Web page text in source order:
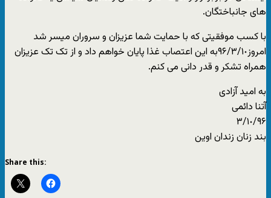
های جانباختگان.
با کسب موفقیتی که با حمایت شما عزیزان و سروران میسر شد
امروز٩۶/٣/١٠به این اعتصاب غذا پایان خواهم داد و از تک تک عزیزان
همراه تشکر و قدر دانی می کنم.
به امید آزادی
آتنا دائمی
٩۶/٣/١٠
بند زنان زندان اوین
Share this: